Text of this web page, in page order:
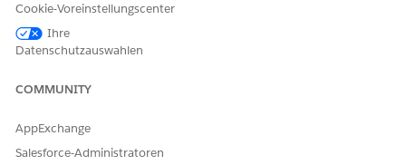
Aktivieren Sie das Kontrollkästchen
anhalten
Speichern Sie Ihre Änderungen.
KONNTEN SIE IHR PROBLEM MITHILFE DIESES ARTIKELS
Cookie-Voreinstellungscenter
Ihre
Datenschutzauswahlen
COMMUNITY
AppExchange
Salesforce-Administratoren